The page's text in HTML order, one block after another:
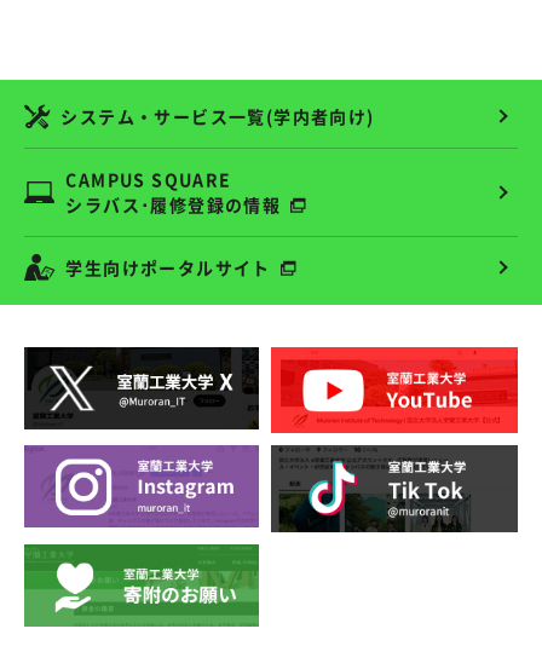
システム・サービス一覧(学内者向け)
CAMPUS SQUARE
シラバス･履修登録の情報
学生向けポータルサイト